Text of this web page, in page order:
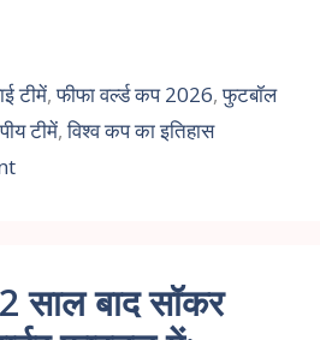
टीमें,फीफा वर्ल्ड कप 2026,फुटबॉल
टीमें,विश्व कप का इतिहास
साल बाद सॉकर